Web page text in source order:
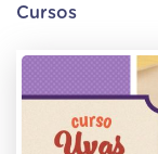
Cursos